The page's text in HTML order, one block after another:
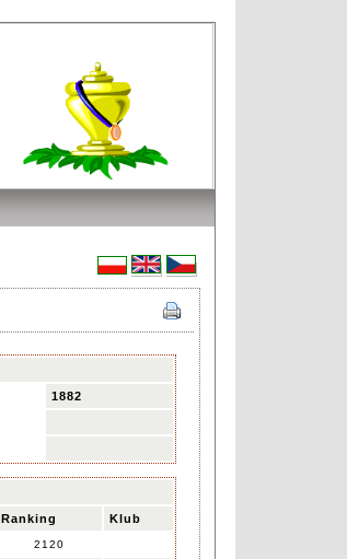
1882
Ranking Klub
2120